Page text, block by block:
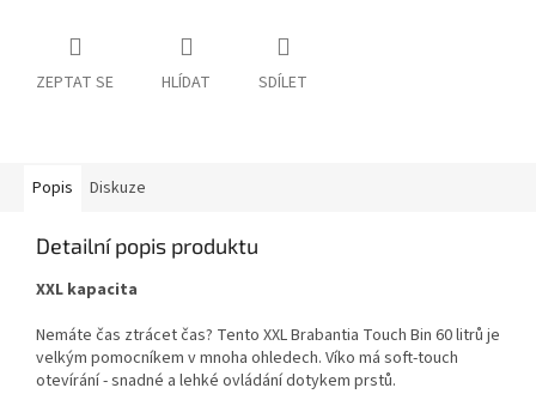
ZEPTAT SE HLÍDAT SDÍLET
Popis Diskuze
Detailní popis produktu
XXL kapacita
Nemáte čas ztrácet čas? Tento XXL Brabantia Touch Bin 60 litrů je
velkým pomocníkem v mnoha ohledech. Víko má soft-touch
otevírání - snadné a lehké ovládání dotykem prstů.